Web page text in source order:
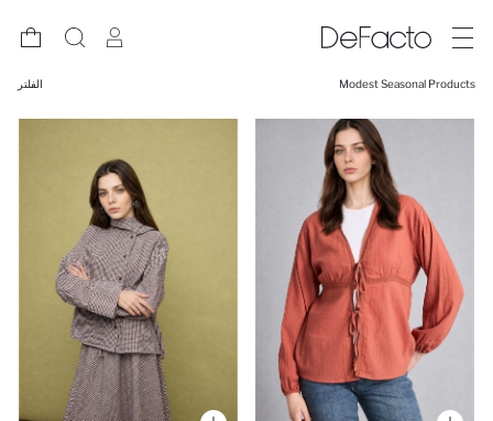
Modest Seasonal Products الفلتر